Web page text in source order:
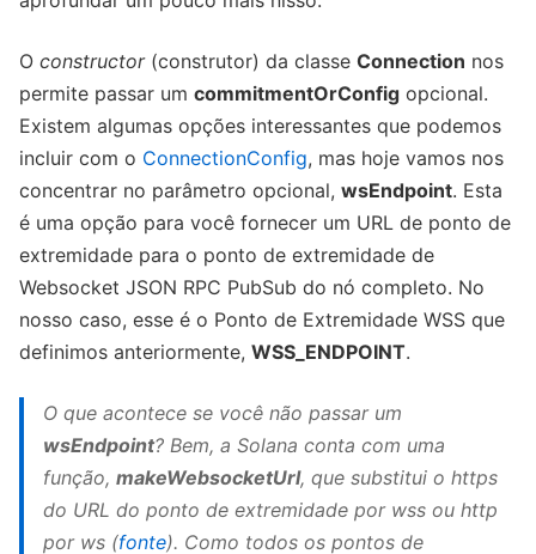
O constructor(construtor) da classe Connection nos
permite passar um commitmentOrConfig opcional.
Existem algumas opções interessantes que podemos
incluir com o ConnectionConfig, mas hoje vamos nos
concentrar no parâmetro opcional, wsEndpoint. Esta
é uma opção para você fornecer um URL de ponto de
extremidade para o ponto de extremidade de
Websocket JSON RPC PubSub do nó completo. No
nosso caso, esse é o Ponto de Extremidade WSS que
definimos anteriormente, WSS_ENDPOINT.
O que acontece se você não passar um
wsEndpoint? Bem, a Solana conta com uma
função, makeWebsocketUrl, que substitui o https
do URL do ponto de extremidade por wss ou http
por ws (fonte). Como todos os pontos de